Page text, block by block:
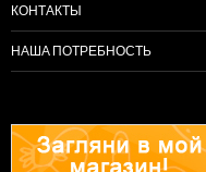
КОНТАКТЫ
НАША ПОТРЕБНОСТЬ